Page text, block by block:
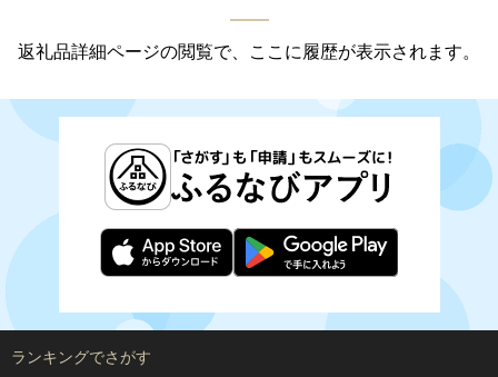
返礼品詳細ページの閲覧で、ここに履歴が表示されます。
ランキングでさがす